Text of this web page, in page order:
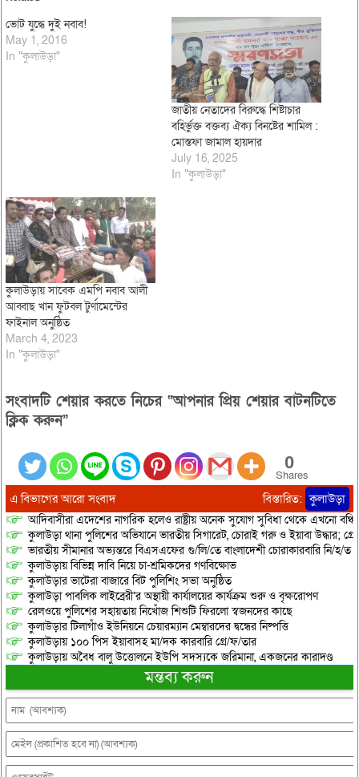
ভোট যুদ্ধে দুই নবাব!
May 1, 2016
In "কুলাউড়া"
জাতীয় নেতাদের বিরুদ্ধে শিষ্টাচার
বহির্ভুক্ত বক্তব্য ঐক্য বিনষ্টের শামিল :
মোস্তফা জামাল হায়দার
July 16, 2025
In "কুলাউড়া"
কুলাউড়ায় সাবেক এমপি নবাব আলী
আব্বাছ খান ফুটবল টুর্ণামেন্টের
ফাইনাল অনুষ্ঠিত
March 4, 2023
In "কুলাউড়া"
সংবাদটি শেয়ার করতে নিচের “আপনার প্রিয় শেয়ার বাটনটিতে
ক্লিক করুন”
0
Shares
এ বিভাগের আরো সংবাদ বিস্তারিত: কুলাউড়া
আদিবাসীরা এদেশের নাগরিক হলেও রাষ্ট্রীয় অনেক সুযোগ সুবিধা থেকে এখনো
কুলাউড়া থানা পুলিশের অভিযানে ভারতীয় সিগারেট, চোরাই গরু ও ইয়াবা উদ্ধার;
ভারতীয় সীমানার অভ্যন্তরে বিএসএফের গু/লি/তে বাংলাদেশী চোরাকারবারি নি/হ/ত
কুলাউড়ায় বিভিন্ন দাবি নিয়ে চা-শ্রমিকদের গণবিক্ষোভ
কুলাউড়ার ভাটেরা বাজারে বিট পুলিশিং সভা অনুষ্ঠিত
কুলাউড়া পাবলিক লাইব্রেরী’র অস্থায়ী কার্যালয়ের কার্যক্রম শুরু ও বৃক্ষরোপণ
রেলওয়ে পুলিশের সহায়তায় নিখোঁজ শিশুটি ফিরলো স্বজনদের কাছে
কুলাউড়ার টিলাগাঁও ইউনিয়নে চেয়ারম্যান মেম্বারদের দ্বন্ধের নিষ্পত্তি
কুলাউড়ায় ১০০ পিস ইয়াবাসহ মা/দক কারবারি গ্রে/ফ/তার
কুলাউড়ায় অবৈধ বালু উত্তোলনে ইউপি সদস্যকে জরিমানা, একজনের কারাদণ্ড
মন্তব্য করুন